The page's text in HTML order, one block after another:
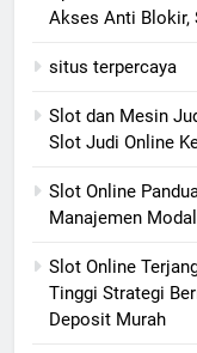
Akses Anti Blokir,
situs terpercaya
Slot dan Mesin
Slot Judi Online
Slot Online
Manajemen Modal
Slot Online
Tinggi Strategi
Deposit Murah